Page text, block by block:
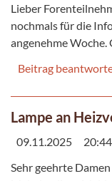
Lieber
nochmals für die
angenehme
Beitrag
Lampe an
09.11.2025
Sehr geehrte